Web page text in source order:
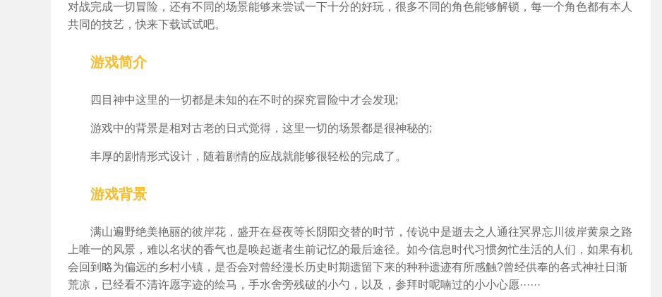
对战完成一切冒险，还有不同的场景能够来尝试一下十分的好玩，很多不同的角色能够解锁，每一个角色都有本人
共同的技艺，快来下载试试吧。
游戏简介
四目神中这里的一切都是未知的在不时的探究冒险中才会发现;
游戏中的背景是相对古老的日式觉得，这里一切的场景都是很神秘的;
丰厚的剧情形式设计，随着剧情的应战就能够很轻松的完成了。
游戏背景
满山遍野绝美艳丽的彼岸花，盛开在昼夜等长阴阳交替的时节，传说中是逝去之人通往冥界忘川彼岸黄泉之路
上唯一的风景，难以名状的香气也是唤起逝者生前记忆的最后途径。如今信息时代习惯匆忙生活的人们，如果有机
会回到略为偏远的乡村小镇，是否会对曾经漫长历史时期遗留下来的种种遗迹有所感触?曾经供奉的各式神社日渐
荒凉，已经看不清许愿字迹的绘马，手水舍旁残破的小勺，以及，参拜时呢喃过的小小心愿······